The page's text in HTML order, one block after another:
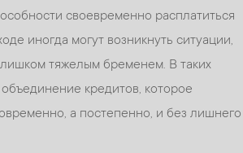
своевременно расплатиться
иногда могут возникнуть ситуации,
тяжелым бременем. В таких
кредитов, которое
а постепенно, и без лишнего